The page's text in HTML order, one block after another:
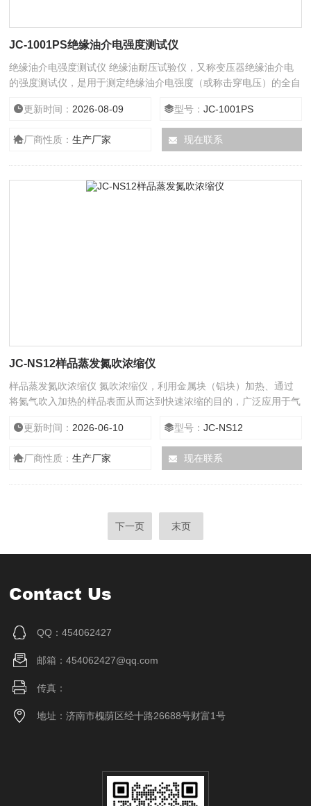
JC-1001PS绝缘油介电强度测试仪
绝缘油介电强度测试仪 绝缘油耐压试验仪，又称变压器绝缘油介电
的强度测试仪，是用于测定绝缘油介电强度（或称击穿电压）的全自
2002、GB 507-86，电力行业标准DL/T 846.7-2004、DL429.9-91
及国际标准IEC 60156（或IEC 156）《绝缘油介电强度测定法》的
要求
更新时间： 2026-08-09 型号：JC-1001PS
厂商性质：生产厂家 现在联系
JC-NS12样品蒸发氮吹浓缩仪
样品蒸发氮吹浓缩仪 氮吹浓缩仪，利用金属块（铝块）加热、通过
将氮气吹入加热的样品表面从而达到快速浓缩的目的，广泛应用于气
过程变得简单。
更新时间： 2026-06-10 型号：JC-NS12
厂商性质：生产厂家 现在联系
下一页 末页
Contact Us
QQ：454062427
邮箱：454062427@qq.com
传真：
地址：济南市槐荫区经十路26688号财富1号